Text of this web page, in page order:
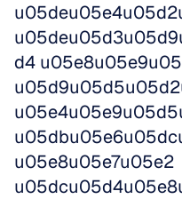
d4
u05e8u05e7u05e2